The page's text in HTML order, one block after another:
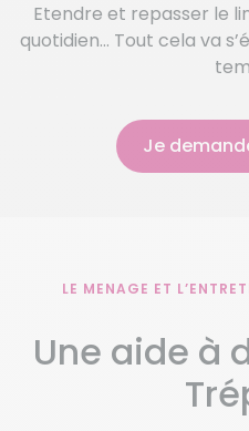
Etendre et repasser le
quotidien… Tout cela va
Je
LE MENAGE ET
Une aide à